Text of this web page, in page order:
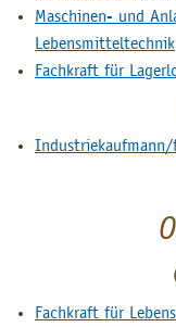
Maschinen- und
Lebensmitteltechnik
Fachkraft für
Fachkraft für